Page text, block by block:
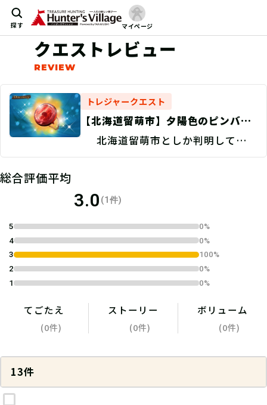
探す マイページ
クエストレビュー
トレジャークエスト
【北海道留萌市】夕陽色のピンバッ
チを探せ！/捜索地点特定
北海道留萌市としか判明していな
い。
総合評価平均
3.0 (1件)
5
0%
4
0%
3
100%
2
0%
1
0%
てごたえ
(0件)
ストーリー
(0件)
ボリューム
(0件)
13件